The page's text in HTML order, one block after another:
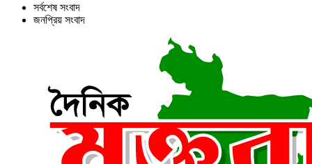
সর্বশেষ সংবাদ
জনপ্রিয় সংবাদ